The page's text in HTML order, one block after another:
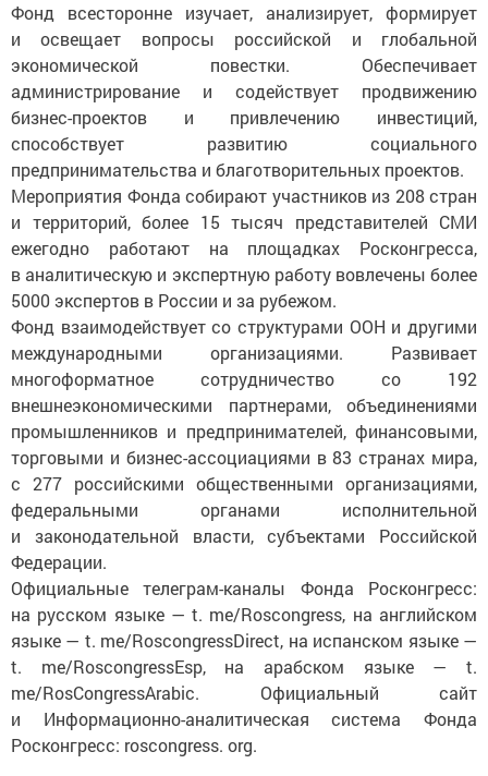
Фонд всесторонне изучает, анализирует, формирует
и освещает вопросы российской и глобальной
экономической повестки. Обеспечивает
администрирование и содействует продвижению
бизнес-проектов и привлечению инвестиций,
способствует развитию социального
предпринимательства и благотворительных проектов.
Мероприятия Фонда собирают участников из 208 стран
и территорий, более 15 тысяч представителей СМИ
ежегодно работают на площадках Росконгресса,
в аналитическую и экспертную работу вовлечены более
5000 экспертов в России и за рубежом.
Фонд взаимодействует со структурами ООН и другими
международными организациями. Развивает
многоформатное сотрудничество со 192
внешнеэкономическими партнерами, объединениями
промышленников и предпринимателей, финансовыми,
торговыми и бизнес-ассоциациями в 83 странах мира,
с 277 российскими общественными организациями,
федеральными органами исполнительной
и законодательной власти, субъектами Российской
Федерации.
Официальные телеграм-каналы Фонда Росконгресс:
на русском языке — t. me/Roscongress, на английском
языке — t. me/RoscongressDirect, на испанском языке —
t. me/RoscongressEsp, на арабском языке — t.
me/RosCongressArabic. Официальный сайт
и Информационно-аналитическая система Фонда
Росконгресс: roscongress. org.